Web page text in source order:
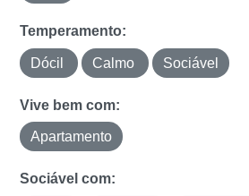
Temperamento:
Dócil Calmo Sociável
Vive bem com:
Apartamento
Sociável com: